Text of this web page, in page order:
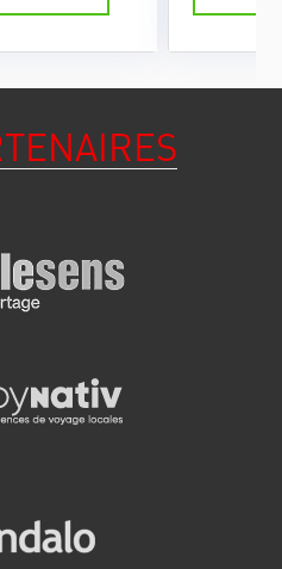
feu à la